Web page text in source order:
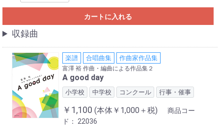
カートに入れる
収録曲
楽譜 合唱曲集 作曲家作品集
富澤 裕 作曲・編曲による作品集２
A good day
小学校 中学校 コンクール 行事・催事
￥1,100 (本体￥1,000＋税)
商品コー
ド： 22036